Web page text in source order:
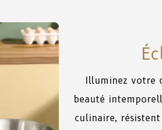
Illuminez votre
beauté
culinaire,